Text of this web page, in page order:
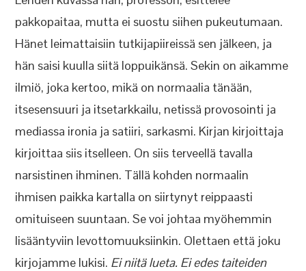
pakkopaitaa, mutta ei suostu siihen pukeutumaan.
Hänet leimattaisiin tutkijapiireissä sen jälkeen, ja
hän saisi kuulla siitä loppuikänsä. Sekin on aikamme
ilmiö, joka kertoo, mikä on normaalia tänään,
itsesensuuri ja itsetarkkailu, netissä provosointi ja
mediassa ironia ja satiiri, sarkasmi. Kirjan kirjoittaja
kirjoittaa siis itselleen. On siis terveellä tavalla
narsistinen ihminen. Tällä kohden normaalin
ihmisen paikka kartalla on siirtynyt reippaasti
omituiseen suuntaan. Se voi johtaa myöhemmin
lisääntyviin levottomuuksiinkin. Olettaen että joku
kirjojamme lukisi. Ei niitä lueta. Ei edes taiteiden